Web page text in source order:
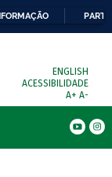
ENGLISH
ACESSIBILIDADE
A+ A-